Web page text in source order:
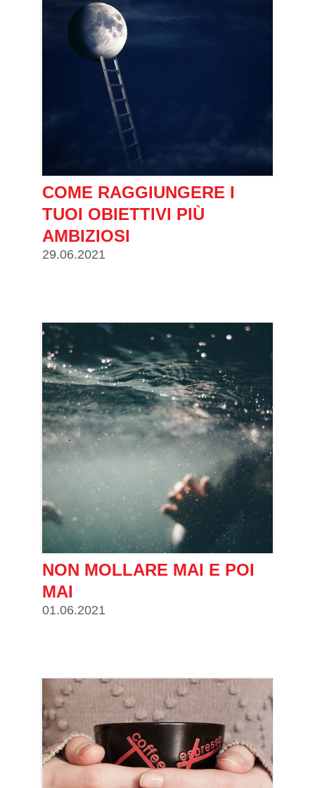
COME RAGGIUNGERE I
TUOI OBIETTIVI PIÙ
AMBIZIOSI
29.06.2021
NON MOLLARE MAI E POI
MAI
01.06.2021